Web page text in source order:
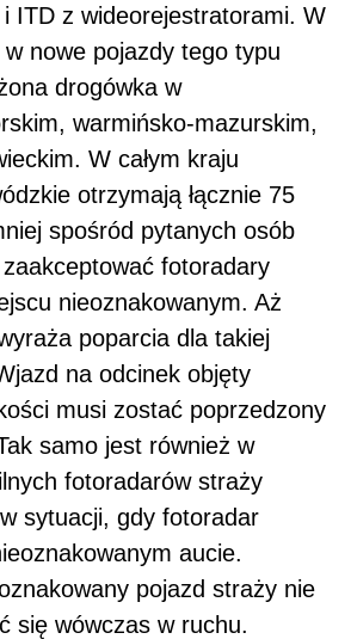
ITD z wideorejestratorami. W
nowe pojazdy tego typu
drogówka w
warmińsko-mazurskim,
W całym kraju
otrzymają łącznie 75
spośród pytanych osób
zaakceptować fotoradary
nieoznakowanym. Aż
poparcia dla takiej
na odcinek objęty
musi zostać poprzedzony
samo jest również w
fotoradarów straży
sytuacji, gdy fotoradar
aucie.
pojazd straży nie
się wówczas w ruchu.